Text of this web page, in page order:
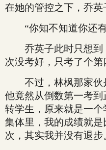
在她的管控之下，乔英
“你知不知道你还有
乔英子此时只想到
次没考好，只考了个第
不过，林枫那家伙
他竟然从倒数第一考
转学生，原来就是一
集体里，我的成绩就
次，其实我并没有退步